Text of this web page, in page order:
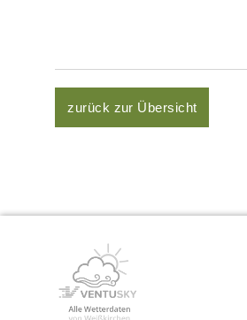
zurück zur Übersicht